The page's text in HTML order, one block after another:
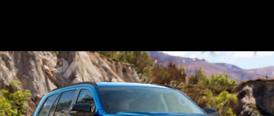
Opening https://mundofixa.com.br/desenvolvido-digitalmente-suv-da-vw-amarok-poderia-tirar-o-sono-da-toyota-sw4/